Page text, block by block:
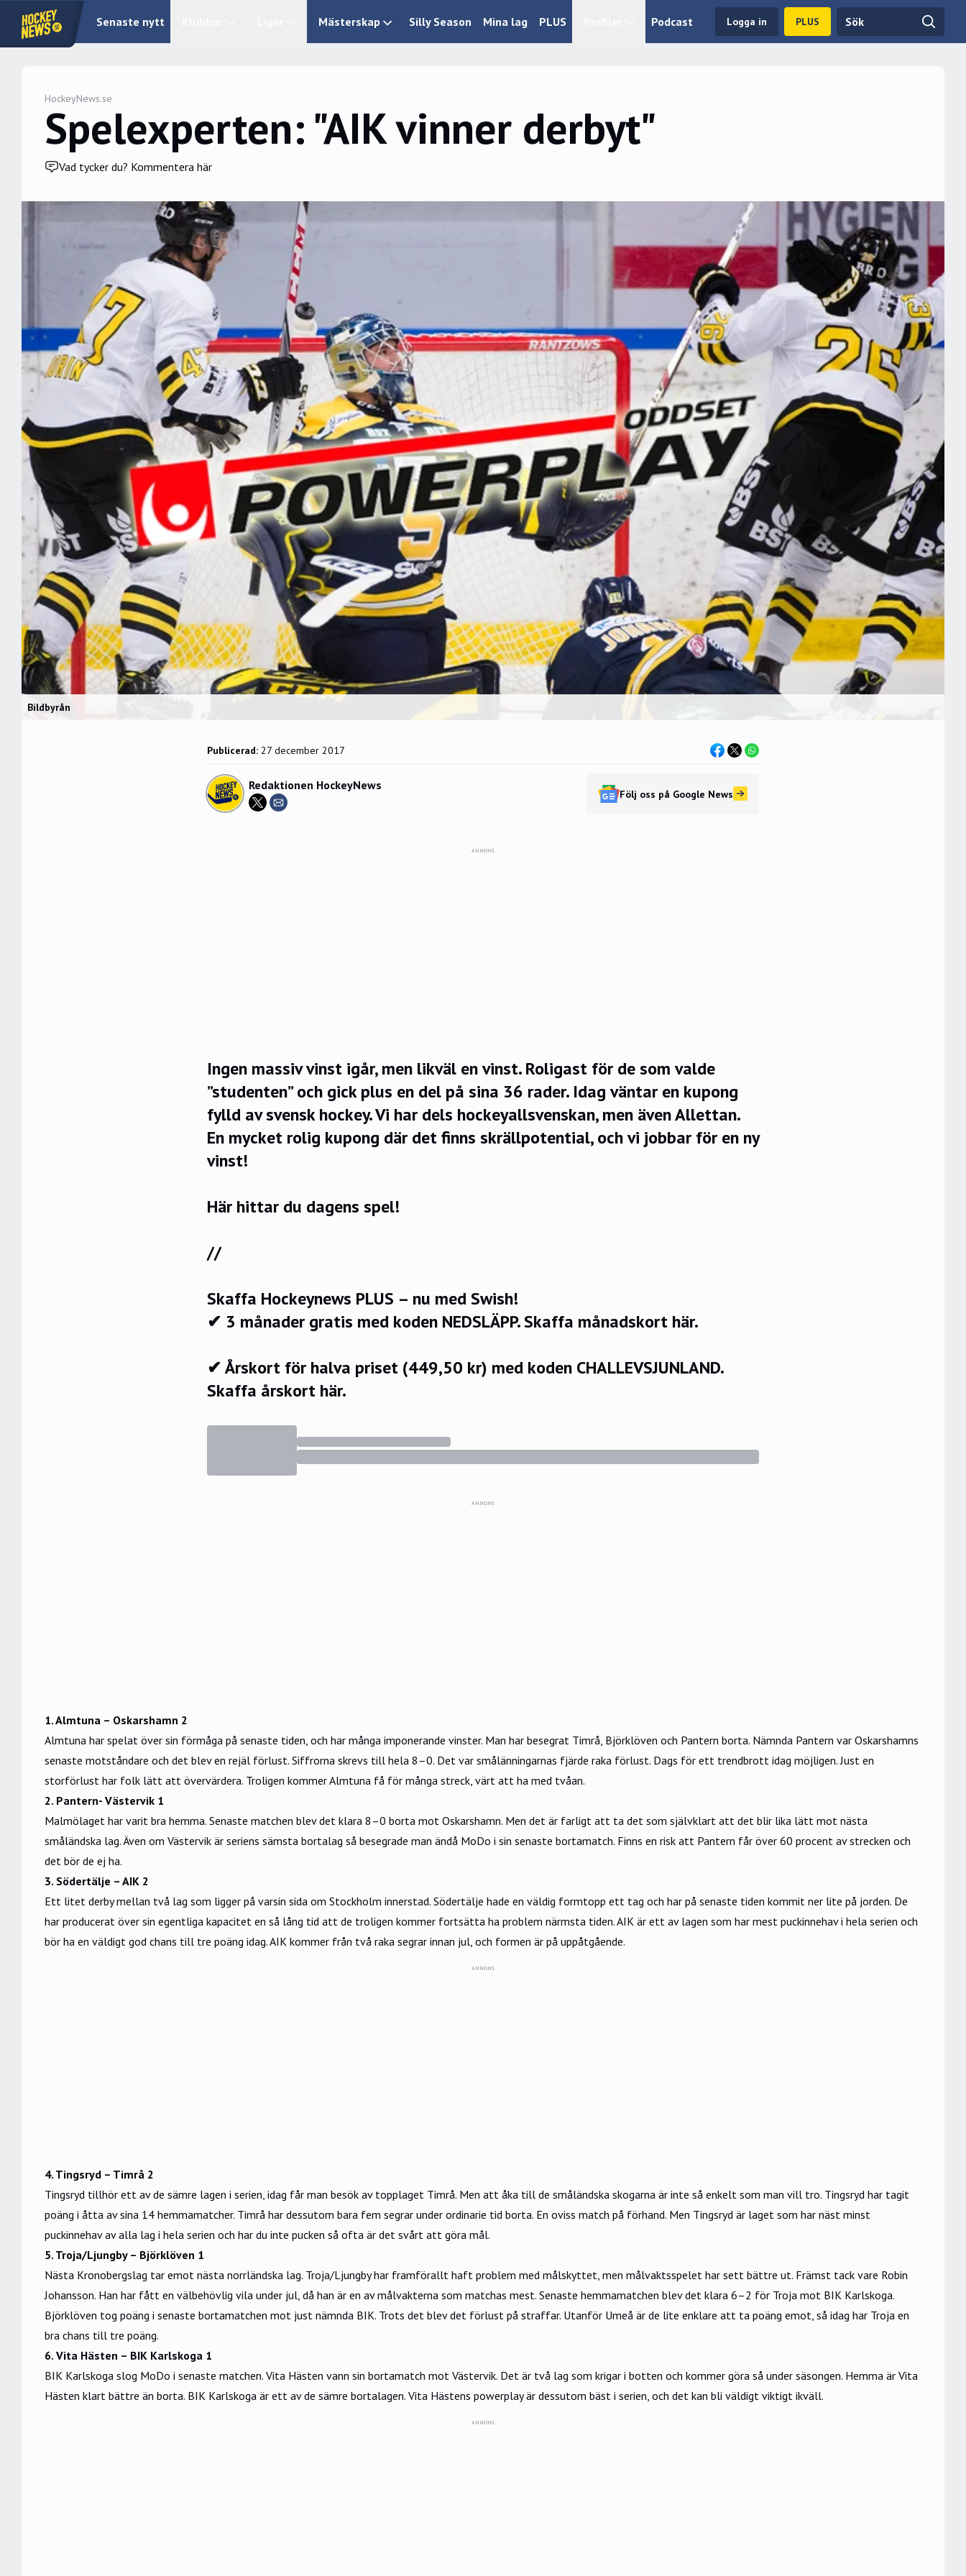
Senaste nytt Mästerskap Silly Season Mina lag PLUS Podcast Logga in PLUS
HockeyNews.se
Spelexperten: "AIK vinner derbyt"
Vad tycker du? Kommentera här
Bildbyrån
Publicerad: 27 december 2017
Redaktionen HockeyNews
Följ oss på Google News
ANNONS
Ingen massiv vinst igår, men likväl en vinst. Roligast för de som valde
”studenten” och gick plus en del på sina 36 rader. Idag väntar en kupong
fylld av svensk hockey. Vi har dels hockeyallsvenskan, men även Allettan.
En mycket rolig kupong där det finns skrällpotential, och vi jobbar för en ny
vinst!
Här hittar du dagens spel!
//
Skaffa Hockeynews PLUS – nu med Swish!
✔ 3 månader gratis med koden NEDSLÄPP.Skaffa månadskort här.
✔ Årskort för halva priset (449,50 kr) med koden CHALLEVSJUNLAND.
Skaffa årskort här.
ANNONS
1. Almtuna – Oskarshamn 2
Almtuna har spelat över sin förmåga på senaste tiden, och har många imponerande vinster. Man har besegrat Timrå, Björklöven och Pantern borta. Nämnda Pantern var Oskarshamns
senaste motståndare och det blev en rejäl förlust. Siffrorna skrevs till hela 8–0. Det var smålänningarnas fjärde raka förlust. Dags för ett trendbrott idag möjligen. Just en
storförlust har folk lätt att övervärdera. Troligen kommer Almtuna få för många streck, värt att ha med tvåan.
2. Pantern- Västervik 1
Malmölaget har varit bra hemma. Senaste matchen blev det klara 8–0 borta mot Oskarshamn. Men det är farligt att ta det som självklart att det blir lika lätt mot nästa
småländska lag. Även om Västervik är seriens sämsta bortalag så besegrade man ändå MoDo i sin senaste bortamatch. Finns en risk att Pantern får över 60 procent av strecken och
det bör de ej ha.
3. Södertälje – AIK 2
Ett litet derby mellan två lag som ligger på varsin sida om Stockholm innerstad. Södertälje hade en väldig formtopp ett tag och har på senaste tiden kommit ner lite på jorden. De
har producerat över sin egentliga kapacitet en så lång tid att de troligen kommer fortsätta ha problem närmsta tiden. AIK är ett av lagen som har mest puckinnehav i hela serien och
bör ha en väldigt god chans till tre poäng idag. AIK kommer från två raka segrar innan jul, och formen är på uppåtgående.
ANNONS
4. Tingsryd – Timrå 2
Tingsryd tillhör ett av de sämre lagen i serien, idag får man besök av topplaget Timrå. Men att åka till de småländska skogarna är inte så enkelt som man vill tro. Tingsryd har tagit
poäng i åtta av sina 14 hemmamatcher. Timrå har dessutom bara fem segrar under ordinarie tid borta. En oviss match på förhand. Men Tingsryd är laget som har näst minst
puckinnehav av alla lag i hela serien och har du inte pucken så ofta är det svårt att göra mål.
5. Troja/Ljungby – Björklöven 1
Nästa Kronobergslag tar emot nästa norrländska lag. Troja/Ljungby har framförallt haft problem med målskyttet, men målvaktsspelet har sett bättre ut. Främst tack vare Robin
Johansson. Han har fått en välbehövlig vila under jul, då han är en av målvakterna som matchas mest. Senaste hemmamatchen blev det klara 6–2 för Troja mot BIK Karlskoga.
Björklöven tog poäng i senaste bortamatchen mot just nämnda BIK. Trots det blev det förlust på straffar. Utanför Umeå är de lite enklare att ta poäng emot, så idag har Troja en
bra chans till tre poäng.
6. Vita Hästen – BIK Karlskoga 1
BIK Karlskoga slog MoDo i senaste matchen. Vita Hästen vann sin bortamatch mot Västervik. Det är två lag som krigar i botten och kommer göra så under säsongen. Hemma är Vita
Hästen klart bättre än borta. BIK Karlskoga är ett av de sämre bortalagen. Vita Hästens powerplay är dessutom bäst i serien, och det kan bli väldigt viktigt ikväll.
ANNONS